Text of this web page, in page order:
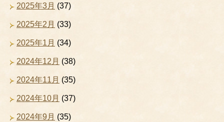
2025年3月 (37)
2025年2月 (33)
2025年1月 (34)
2024年12月 (38)
2024年11月 (35)
2024年10月 (37)
2024年9月 (35)